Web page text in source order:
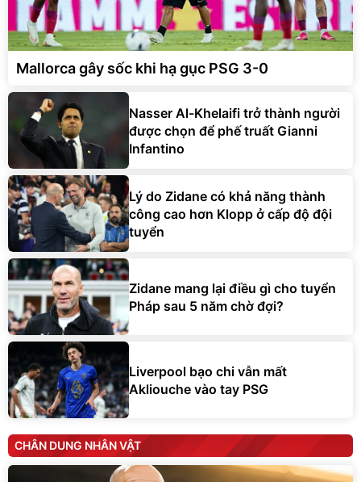
Mallorca gây sốc khi hạ gục PSG 3-0
Nasser Al-Khelaifi trở thành người
được chọn để phế truất Gianni
Infantino
Lý do Zidane có khả năng thành
công cao hơn Klopp ở cấp độ đội
tuyển
Zidane mang lại điều gì cho tuyển
Pháp sau 5 năm chờ đợi?
Liverpool bạo chi vẫn mất
Akliouche vào tay PSG
CHÂN DUNG NHÂN VẬT